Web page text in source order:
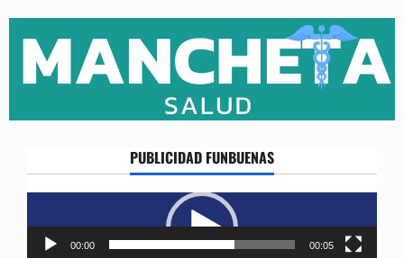
content
PUBLICIDAD FUNBUENAS
Reproductor
de
vídeo
00:00 00:05